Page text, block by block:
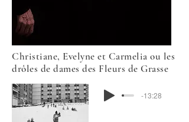
Christiane, Evelyne et Carmelia ou les
drôles de dames des Fleurs de Grasse
-13:28